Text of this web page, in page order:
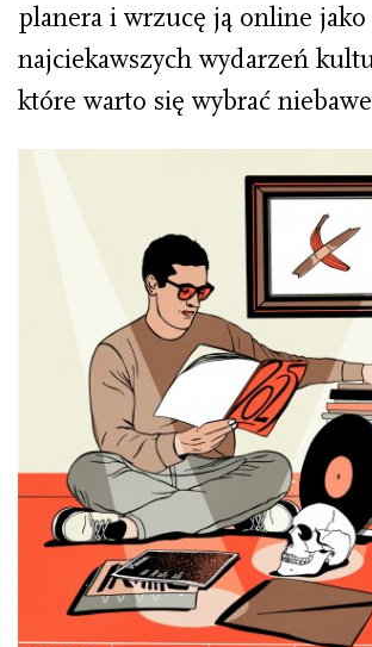
planera i wrzucę ją online
najciekawszych wydarzeń
które warto się wybrać